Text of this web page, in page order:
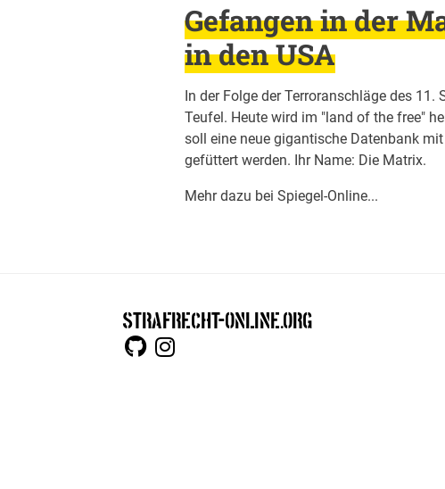
Gefangen in der
in den USA
In der Folge der Terroranschläge des
Teufel. Heute wird im "land of the free"
soll eine neue gigantische Datenbank
gefüttert werden. Ihr Name: Die Matrix.
Mehr dazu bei Spiegel-Online...
STRAFRECHT-ONLINE.ORG